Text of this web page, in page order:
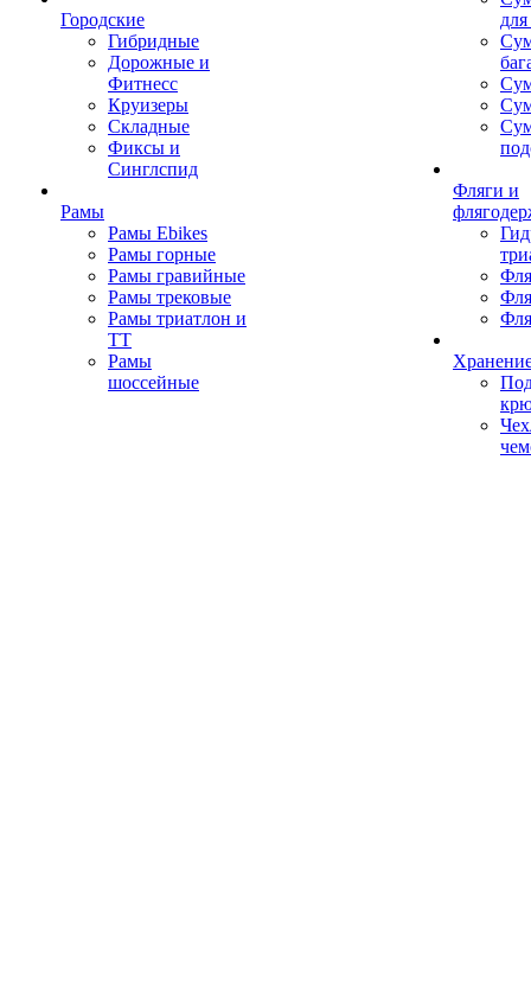
Городские
Гибридные
Дорожные и
Фитнесс
Круизеры
Складные
Фиксы и
Синглспид
Рамы
Рамы Ebikes
Рамы горные
Рамы гравийные
Рамы трековые
Рамы триатлон и
ТТ
Рамы
шоссейные
Фляги и